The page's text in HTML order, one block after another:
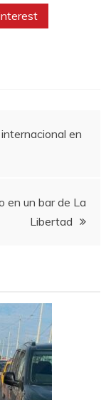
en
en un bar de La
Libertad